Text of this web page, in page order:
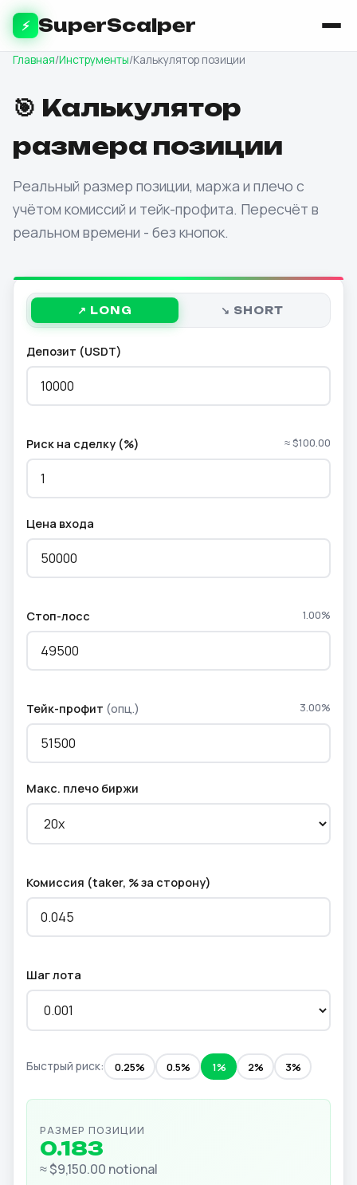
⚡ SuperScalper
Главная/Инструменты/Калькулятор позиции
🎯 Калькулятор
размера позиции
Реальный размер позиции, маржа и плечо с
учётом комиссий и тейк-профита. Пересчёт в
реальном времени - без кнопок.
↗ LONG ↘ SHORT
Депозит (USDT)
Риск на сделку (%) ≈ $100.00
Цена входа
Стоп-лосс 1.00%
Тейк-профит (опц.) 3.00%
Макс. плечо биржи
Комиссия (taker, % за сторону)
Шаг лота
Быстрый риск: 0.25% 0.5% 1% 2% 3%
РАЗМЕР ПОЗИЦИИ
0.183
≈ $9,150.00 notional